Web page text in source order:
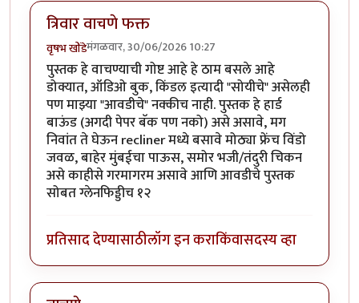
त्रिवार वाचणे फक्त
वृषभ खोंडेमंगळवार, 30/06/2026 10:27
पुस्तक हे वाचण्याची गोष्ट आहे हे ठाम बसले आहे
डोक्यात, ऑडिओ बुक, किंडल इत्यादी "सोयीचे" असेलही
पण माझ्या "आवडीचे" नक्कीच नाही. पुस्तक हे हार्ड
बाऊंड (अगदी पेपर बॅक पण नको) असे असावे, मग
निवांत ते घेऊन recliner मध्ये बसावे मोठ्या फ्रेंच विंडो
जवळ, बाहेर मुंबईचा पाऊस, समोर भजी/तंदुरी चिकन
असे काहीसे गरमागरम असावे आणि आवडीचे पुस्तक
सोबत ग्लेनफिड्डीच १२
प्रतिसाद देण्यासाठीलॉग इन कराकिंवासदस्य व्हा